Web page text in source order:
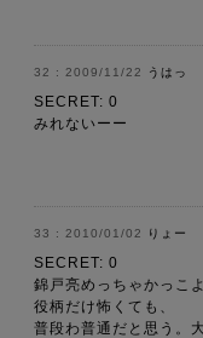
2009/11/22 うはっ
SECRET: 0
みれないーー
2010/01/02 りょー
SECRET: 0
錦戸亮めっちゃかっこ
役柄だけ怖くても、
普段わ普通だと思う。